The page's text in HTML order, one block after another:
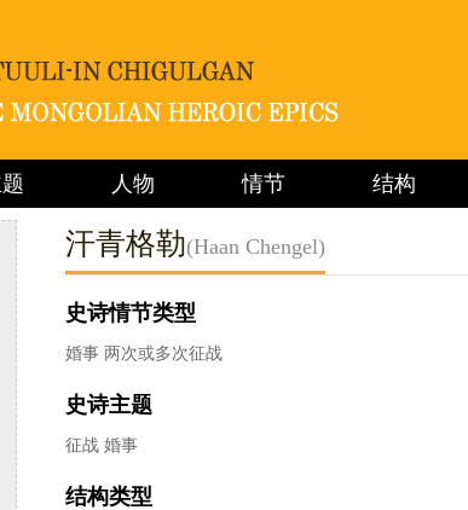
人物 情节 结构
汗青格勒(Haan Chengel)
史诗情节类型
婚事 两次或多次征战
史诗主题
征战 婚事
结构类型